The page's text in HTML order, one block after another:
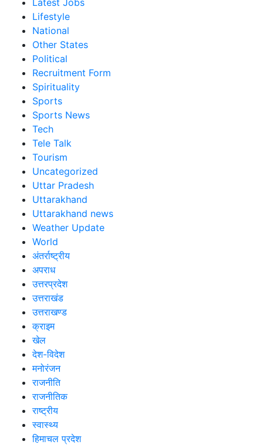
Latest Jobs
Lifestyle
National
Other States
Political
Recruitment Form
Spirituality
Sports
Sports News
Tech
Tele Talk
Tourism
Uncategorized
Uttar Pradesh
Uttarakhand
Uttarakhand news
Weather Update
World
अंतर्राष्ट्रीय
अपराध
उत्तरप्रदेश
उत्तराखंड
उत्तराखण्ड
क्राइम
खेल
देश-विदेश
मनोरंजन
राजनीति
राजनीतिक
राष्ट्रीय
स्वास्थ्य
हिमाचल प्रदेश